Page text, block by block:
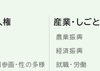
権
画・性の多様
産業・しごと
農業振興
経済振興
就職・労働